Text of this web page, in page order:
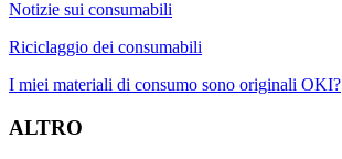
Notizie sui consumabili
Riciclaggio dei consumabili
I miei materiali di consumo sono originali OKI?
ALTRO